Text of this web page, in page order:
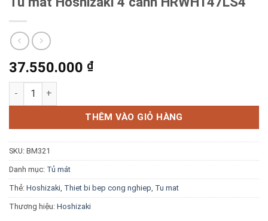
Thương hiệu
Bảng giá 2026
Ứng dụng
Blog kiến thức
Liên hệ
37.550.000 ₫
Tủ mát Hoshizaki 4 cánh HRWH147LS4 số lượng
THÊM VÀO GIỎ HÀNG
SKU: BM321
Danh mục: Tủ mát
Thẻ: Hoshizaki Thiet bi bep cong nghiep Tu mat
Thương hiệu: Hoshizaki